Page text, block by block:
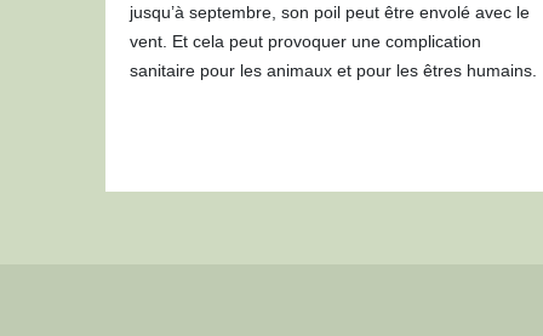
jusqu’à septembre, son poil peut être envolé avec le
vent. Et cela peut provoquer une complication
sanitaire pour les animaux et pour les êtres humains.